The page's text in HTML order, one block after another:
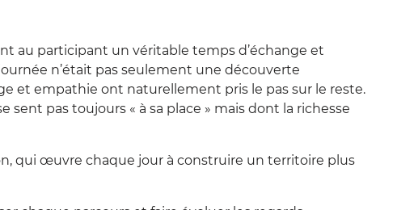
au participant un véritable temps d’échange et
n’était pas seulement une découverte
et empathie ont naturellement pris le pas sur le reste.
pas toujours « à sa place » mais dont la richesse
qui œuvre chaque jour à construire un territoire plus